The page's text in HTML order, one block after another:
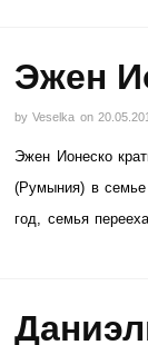
Эжен
byVeselka on
Эжен Ионеско
(Румыния) в семье
год, семья